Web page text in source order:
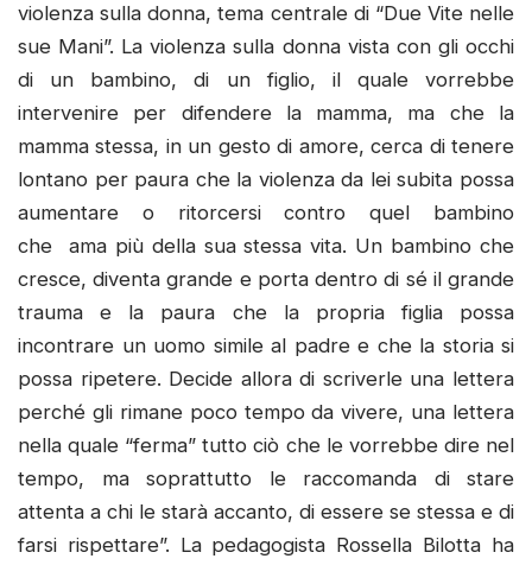
violenza sulla donna, tema centrale di “Due Vite nelle
sue Mani”. La violenza sulla donna vista con gli occhi
di un bambino, di un figlio, il quale vorrebbe
intervenire per difendere la mamma, ma che la
mamma stessa, in un gesto di amore, cerca di tenere
lontano per paura che la violenza da lei subita possa
aumentare o ritorcersi contro quel bambino
che ama più della sua stessa vita. Un bambino che
cresce, diventa grande e porta dentro di sé il grande
trauma e la paura che la propria figlia possa
incontrare un uomo simile al padre e che la storia si
possa ripetere. Decide allora di scriverle una lettera
perché gli rimane poco tempo da vivere, una lettera
nella quale “ferma” tutto ciò che le vorrebbe dire nel
tempo, ma soprattutto le raccomanda di stare
attenta a chi le starà accanto, di essere se stessa e di
farsi rispettare”. La pedagogista Rossella Bilotta ha